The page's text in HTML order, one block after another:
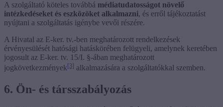
A szolgáltató köteles továbbá médiatudatosságot növelő
intézkedéseket és eszközöket alkalmazni, és erről tájékoztatást
nyújtani a szolgáltatás igénybe vevői részére.
A Hivatal az E-ker. tv.-ben meghatározott rendelkezések
érvényesülését hatósági hatáskörében felügyeli, amelynek keretében
jogosult az E-ker. tv. 15/I. §-ában meghatározott
jogkövetkezmények[3] alkalmazására a szolgáltatókkal szemben.
6. Ön- és társszabályozás